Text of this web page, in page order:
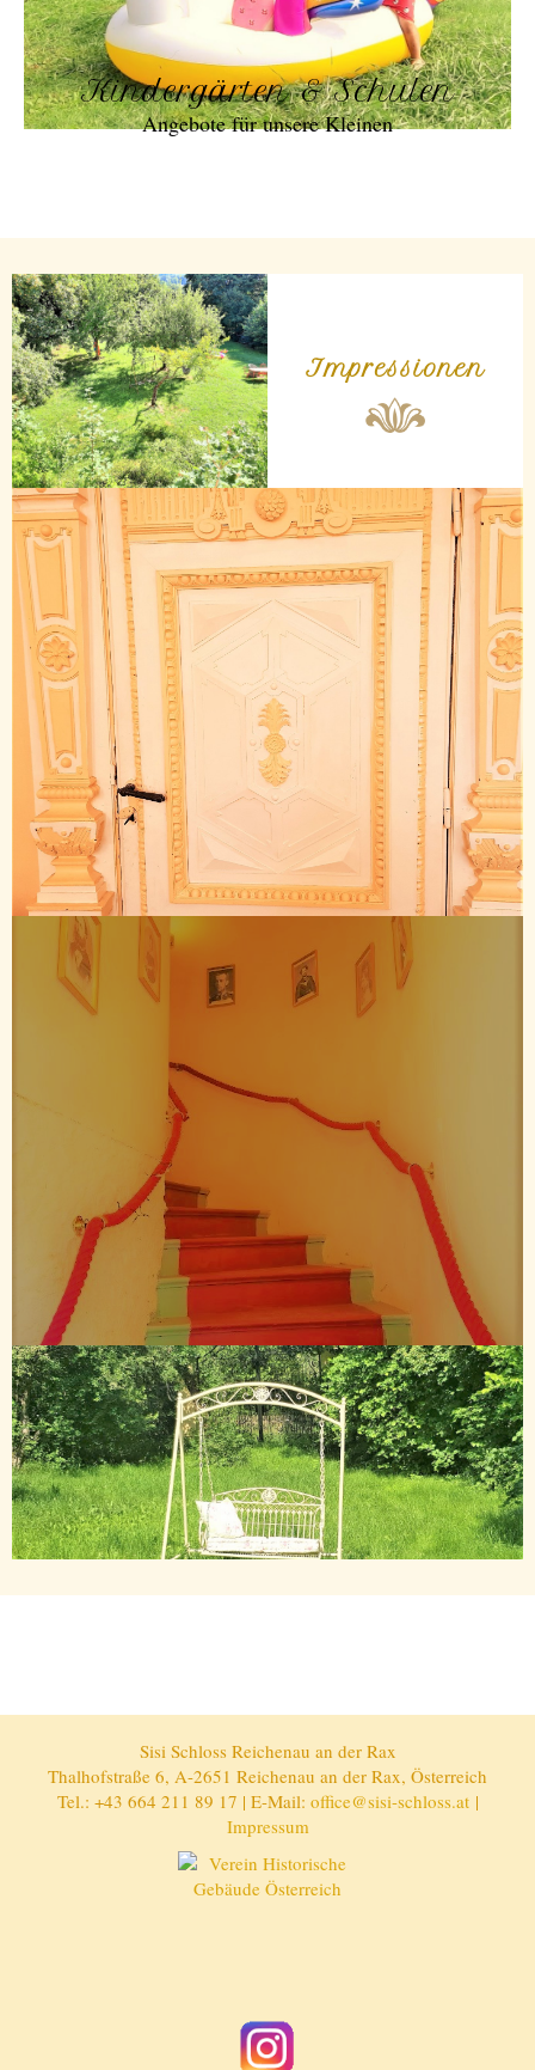
Kindergärten & Schulen
Angebote für unsere Kleinen
Impressionen
Sisi Schloss Reichenau an der Rax
Thalhofstraße 6, A-2651 Reichenau an der Rax, Österreich
Tel.: +43 664 211 89 17 | E-Mail: office@sisi-schloss.at|
Impressum